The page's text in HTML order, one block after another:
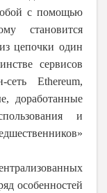
с помощью
становится
цепочки один
сервисов
сеть Ethereum,
доработанные
и
особенностей